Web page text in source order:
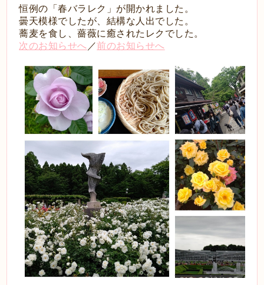
恒例の「春バラレク」が開かれました。
曇天模様でしたが、結構な人出でした。
蕎麦を食し、薔薇に癒されたレクでした。
次のお知らせへ ／前のお知らせへ